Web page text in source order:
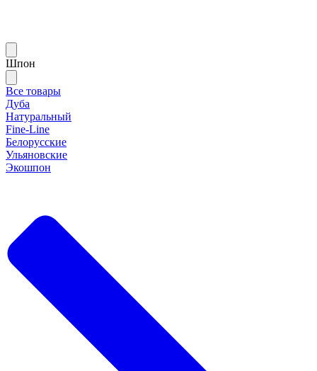
Шпон
Все товары
Дуба
Натуральный
Fine-Line
Белорусские
Ульяновские
Экошпон